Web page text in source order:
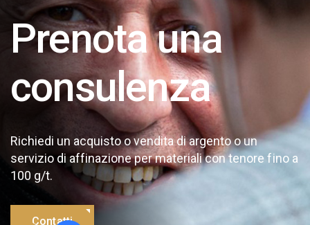
Prenota una
consulenza
Richiedi un acquisto o vendita di argento o un
servizio di affinazione per materiali con tenore fino a
100 g/t.
Contatti